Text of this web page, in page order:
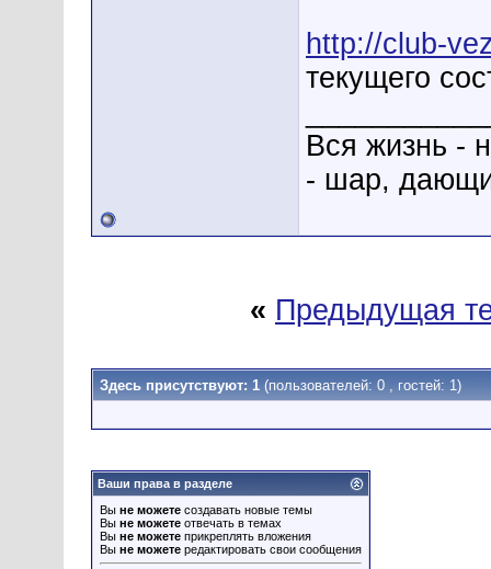
http://club-
текущего
Вся жизнь -
- шар,
« Предыдущая
Здесь присутствуют: 1 (пользователей: 0 , гостей: 1)
Ваши права в разделе
Вы не можете создавать новые темы
Вы не можете отвечать в темах
Вы не можете прикреплять вложения
Вы не можете редактировать свои сообщения